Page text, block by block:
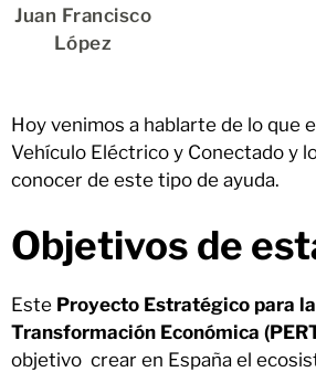
Juan Francisco
López
Hoy venimos a hablarte de lo que
Vehículo Eléctrico y Conectado y
conocer de este tipo de ayuda.
Objetivos de
Este Proyecto Estratégico para
Transformación Económica
objetivo crear en España el